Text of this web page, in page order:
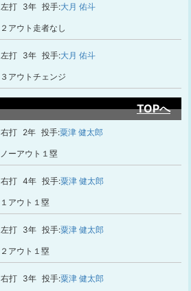
左打 3年 投手:大月 佑斗
２アウト走者なし
左打 3年 投手:大月 佑斗
３アウトチェンジ
TOPへ
右打 2年 投手:粟津 健太郎
ノーアウト１塁
右打 4年 投手:粟津 健太郎
１アウト１塁
左打 3年 投手:粟津 健太郎
２アウト１塁
右打 3年 投手:粟津 健太郎